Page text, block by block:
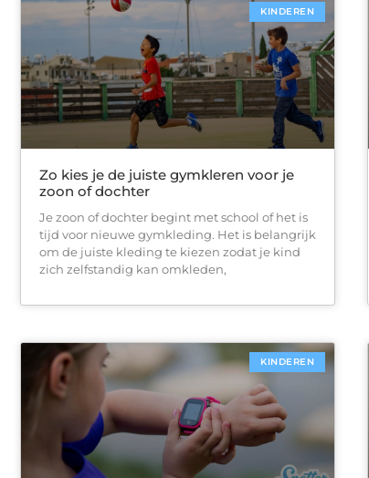
KINDEREN
Zo kies je de juiste gymkleren voor je
zoon of dochter
Je zoon of dochter begint met school of het is
tijd voor nieuwe gymkleding. Het is belangrijk
om de juiste kleding te kiezen zodat je kind
zich zelfstandig kan omkleden,
KINDEREN